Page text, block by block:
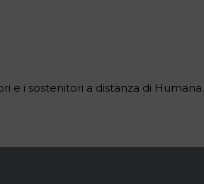
e i sostenitori a distanza di Humana.